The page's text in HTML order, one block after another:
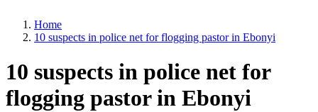
Home
10 suspects in police net for flogging pastor in Ebonyi
10 suspects in police net for
flogging pastor in Ebonyi